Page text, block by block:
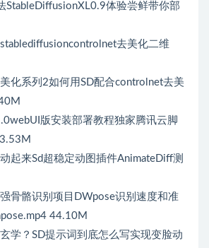
体验尝鲜带你部
去美化二维
化系列2如何用SD配合controlnet去美
版安装部署教程独家腾讯云脚
起来Sd超稳定动图插件AnimateDiff测
骨骼识别项目DWpose识别速度和准
44.10M
学？SD提示词到底怎么写实现变脸动